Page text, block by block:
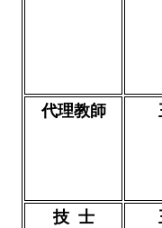
代理教師
技 士